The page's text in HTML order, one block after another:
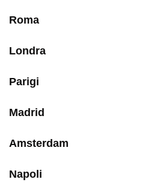
Roma
Londra
Parigi
Madrid
Amsterdam
Napoli